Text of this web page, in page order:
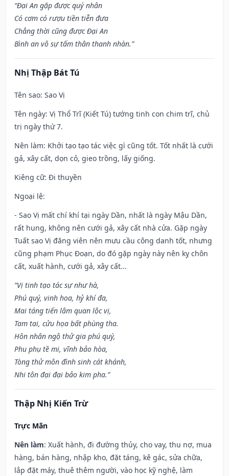
“Đại An gặp được quý nhân
Có cơm có rượu tiền tiễn đưa
Chẳng thời cũng được Đại An
Bình an vô sự tấm thân thanh nhàn.”
Nhị Thập Bát Tú
Tên sao: Sao Vị
Tên ngày: Vị Thổ Trĩ (Kiết Tú) tướng tinh con chim trĩ, chủ
trị ngày thứ 7.
Nên làm: Khởi tạo tạo tác việc gì cũng tốt. Tốt nhất là cưới
gả, xây cất, dọn cỏ, gieo trồng, lấy giống.
Kiêng cữ: Đi thuyền
Ngoại lệ:
- Sao Vị mất chí khí tại ngày Dần, nhất là ngày Mậu Dần,
rất hung, không nên cưới gả, xây cất nhà cửa. Gặp ngày
Tuất sao Vị đăng viên nên mưu cầu công danh tốt, nhưng
cũng phạm Phục Đoạn, do đó gặp ngày này nên kỵ chôn
cất, xuất hành, cưới gả, xây cất...
“Vị tinh tạo tác sự như hà,
Phú quý, vinh hoa, hỷ khí đa,
Mai táng tiến lâm quan lộc vị,
Tam tai, cửu họa bất phùng tha.
Hôn nhân ngộ thử gia phú quý,
Phu phụ tề mi, vĩnh bảo hòa,
Tòng thử môn đình sinh cát khánh,
Nhi tôn đại đại bảo kim pha.”
Thập Nhị Kiến Trừ
Trực Mãn
Nên làm: Xuất hành, đi đường thủy, cho vay, thu nợ, mua
hàng, bán hàng, nhập kho, đặt táng, kê gác, sửa chữa,
lắp đặt máy, thuê thêm người, vào học kỹ nghệ, làm